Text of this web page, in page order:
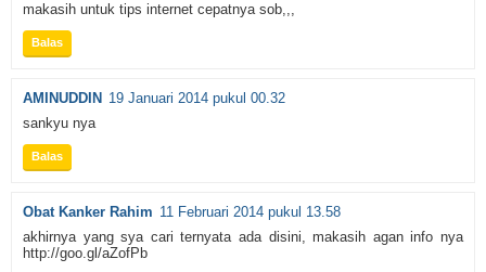
makasih untuk tips internet cepatnya sob,,,
Balas
AMINUDDIN 19 Januari 2014 pukul 00.32
sankyu nya
Balas
Obat Kanker Rahim 11 Februari 2014 pukul 13.58
akhirnya yang sya cari ternyata ada disini, makasih agan info nya
http://goo.gl/aZofPb